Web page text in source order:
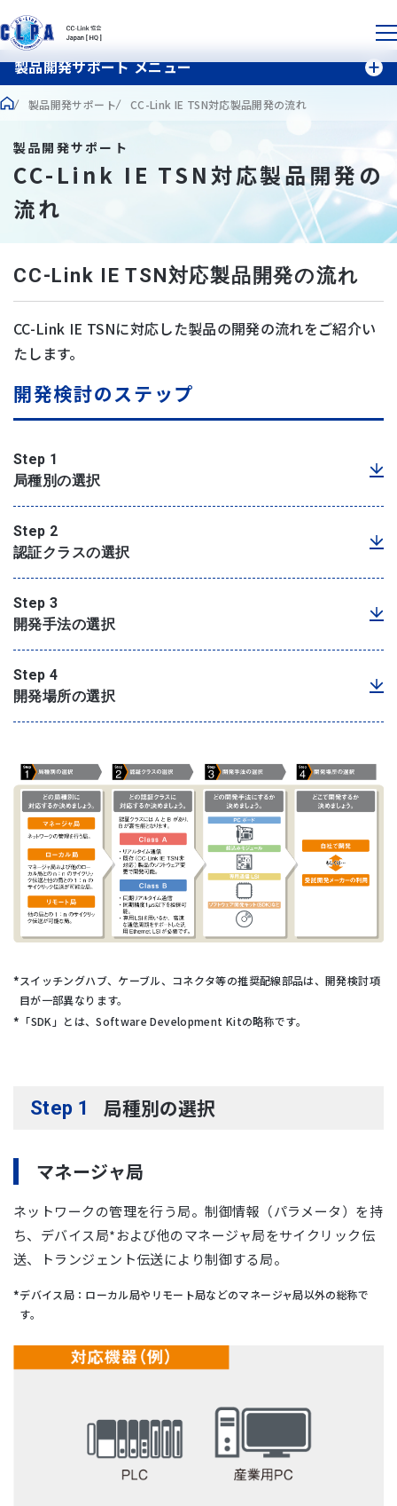
製品開発サポート CC-Link IE TSN対応製品開発の流れ
製品開発サポート
CC-Link IE TSN対応製品開発の
流れ
製品開発サポート メニュー
CC-Link IE TSN対応製品開発の流れ
CC-Link IE TSNに対応した製品の開発の流れをご紹介い
たします。
開発検討のステップ
Step 1
局種別の選択
Step 2
認証クラスの選択
Step 3
開発手法の選択
Step 4
開発場所の選択
スイッチングハブ、ケーブル、コネクタ等の推奨配線部品は、開発検討項
目が一部異なります。
「SDK」とは、Software Development Kitの略称です。
Step 1 局種別の選択
マネージャ局
ネットワークの管理を行う局。制御情報（パラメータ）を持
ち、デバイス局*および他のマネージャ局をサイクリック伝
送、トランジェント伝送により制御する局。
デバイス局：ローカル局やリモート局などのマネージャ局以外の総称で
す。